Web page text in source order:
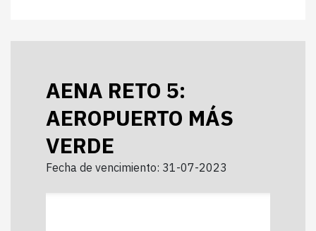
AENA RETO 5:
AEROPUERTO MÁS
VERDE
Fecha de vencimiento: 31-07-2023